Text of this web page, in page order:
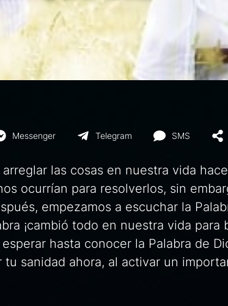
Messenger Telegram SMS
las cosas en nuestra vida
ocurrían para resolverlos, sin
empezamos a escuchar la
¡cambió todo en nuestra vida para
hasta conocer la Palabra de
sanidad ahora, al activar un